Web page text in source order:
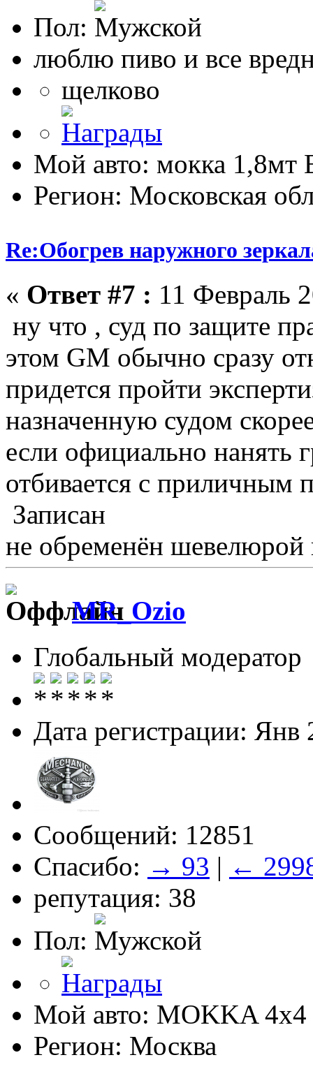
Пол:
люблю пиво и все
щелково
Мой авто: мокка 1,8мт
Регион: Московская
Re:Обогрев наружного
« Ответ #7 : 11 Февраль
ну что , суд по защите
этом GM обычно сразу
придется пройти
назначенную судом
если официально нанять
отбивается с приличным
Записан
не обременён
MR_Ozio
Глобальный модератор
Дата регистрации: Янв
Сообщений: 12851
Спасибо: → 93 | ←
репутация: 38
Пол:
Мой авто: MOKKA 4x4
Регион: Москва